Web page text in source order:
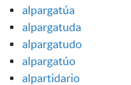
alpargatúa
alpargatuda
alpargatudo
alpargatúo
alpartidario